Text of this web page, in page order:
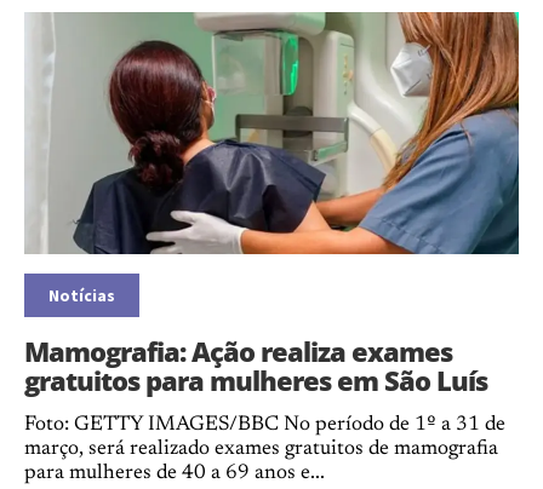
Notícias
Mamografia: Ação realiza exames
gratuitos para mulheres em São Luís
Foto: GETTY IMAGES/BBC No período de 1º a 31 de
março, será realizado exames gratuitos de mamografia
para mulheres de 40 a 69 anos e...